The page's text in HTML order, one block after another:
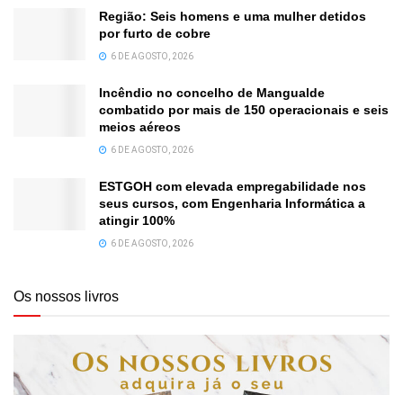
Região: Seis homens e uma mulher detidos
por furto de cobre
6 DE AGOSTO, 2026
Incêndio no concelho de Mangualde
combatido por mais de 150 operacionais e seis
meios aéreos
6 DE AGOSTO, 2026
ESTGOH com elevada empregabilidade nos
seus cursos, com Engenharia Informática a
atingir 100%
6 DE AGOSTO, 2026
Os nossos livros